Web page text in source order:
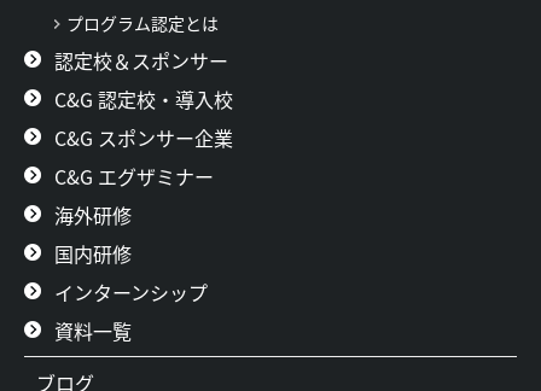
プログラム認定とは
認定校＆スポンサー
C&G 認定校・導入校
C&G スポンサー企業
C&G エグザミナー
海外研修
国内研修
インターンシップ
資料一覧
ブログ